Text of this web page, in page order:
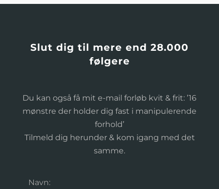
Slut dig til mere end 28.000
følgere
Du kan også få mit e-mail forløb kvit & frit: ’16
mønstre der holder dig fast i manipulerende
forhold’
Tilmeld dig herunder & kom igang med det
samme.